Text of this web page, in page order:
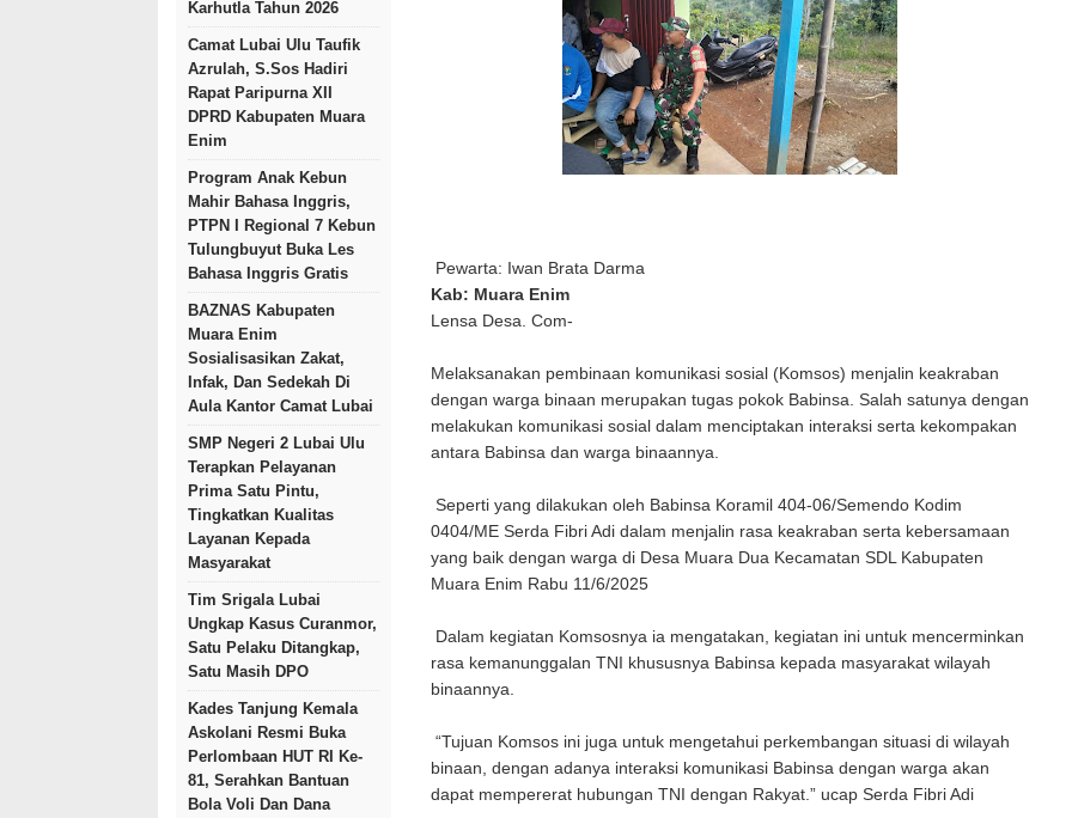
Karhutla Tahun 2026
Camat Lubai Ulu Taufik
Azrulah, S.Sos Hadiri
Rapat Paripurna XII
DPRD Kabupaten Muara
Enim
Program Anak Kebun
Mahir Bahasa Inggris,
PTPN I Regional 7 Kebun
Tulungbuyut Buka Les
Bahasa Inggris Gratis
BAZNAS Kabupaten
Muara Enim
Sosialisasikan Zakat,
Infak, Dan Sedekah Di
Aula Kantor Camat Lubai
SMP Negeri 2 Lubai Ulu
Terapkan Pelayanan
Prima Satu Pintu,
Tingkatkan Kualitas
Layanan Kepada
Masyarakat
Tim Srigala Lubai
Ungkap Kasus Curanmor,
Satu Pelaku Ditangkap,
Satu Masih DPO
Kades Tanjung Kemala
Askolani Resmi Buka
Perlombaan HUT RI Ke-
81, Serahkan Bantuan
Bola Voli Dan Dana
Pewarta: Iwan Brata Darma
Kab: Muara Enim
Lensa Desa. Com-
Melaksanakan pembinaan komunikasi sosial (Komsos) menjalin keakraban
dengan warga binaan merupakan tugas pokok Babinsa. Salah satunya dengan
melakukan komunikasi sosial dalam menciptakan interaksi serta kekompakan
antara Babinsa dan warga binaannya.
Seperti yang dilakukan oleh Babinsa Koramil 404-06/Semendo Kodim
0404/ME Serda Fibri Adi dalam menjalin rasa keakraban serta kebersamaan
yang baik dengan warga di Desa Muara Dua Kecamatan SDL Kabupaten
Muara Enim Rabu 11/6/2025
Dalam kegiatan Komsosnya ia mengatakan, kegiatan ini untuk mencerminkan
rasa kemanunggalan TNI khususnya Babinsa kepada masyarakat wilayah
binaannya.
“Tujuan Komsos ini juga untuk mengetahui perkembangan situasi di wilayah
binaan, dengan adanya interaksi komunikasi Babinsa dengan warga akan
dapat mempererat hubungan TNI dengan Rakyat.” ucap Serda Fibri Adi